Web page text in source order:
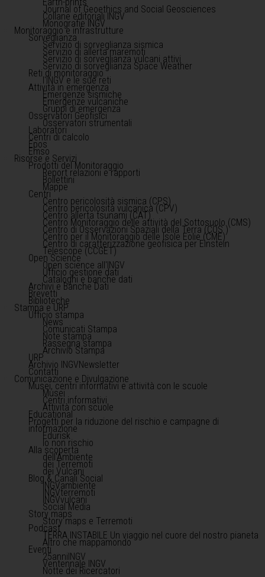
Journal of Geoethics and Social Geosciences
Collane editoriali INGV
Monografie INGV
Monitoraggio e infrastrutture
Sorveglianza
Servizio di sorveglianza sismica
Servizio di allerta maremoti
Servizio di sorveglianza vulcani attivi
Servizio di sorveglianza Space Weather
Reti di monitoraggio
l'INGV e le sue reti
Attività in emergenza
Emergenze sismiche
Emergenze vulcaniche
Gruppi di emergenza
Osservatori Geofisici
Osservatori strumentali
Laboratori
Centri di calcolo
Epos
Emso
Risorse e Servizi
Prodotti del Monitoraggio
Report relazioni e rapporti
Bollettini
Mappe
Centri
Centro pericolosità sismica (CPS)
Centro pericolosità vulcanica (CPV)
Centro allerta tsunami (CAT)
Centro Monitoraggio delle attività del Sottosuolo (CMS)
Centro di Osservazioni Spaziali della Terra (COS )
Centro per il Monitoraggio delle Isole Eolie (CME)
Centro di caratterizzazione geofisica per Einstein
Telescope (CCGET)
Open Science
Open science all'INGV
Ufficio gestione dati
Cataloghi e banche dati
Archivi e Banche Dati
Brevetti
Biblioteche
Stampa e URP
Ufficio stampa
News
Comunicati Stampa
Note stampa
Rassegna stampa
Archivio Stampa
URP
Archivio INGVNewsletter
Contatti
Comunicazione e Divulgazione
Musei, centri informativi e attività con le scuole
Musei
Centri informativi
Attività con scuole
Educational
Progetti per la riduzione del rischio e campagne di
informazione
Edurisk
Io non rischio
Alla scoperta
dell'Ambiente
dei Terremoti
dei Vulcani
Blog & Canali Social
INGVambiente
INGVterremoti
INGVvulcani
Social Media
Story maps
Story maps e Terremoti
Podcast
TERRA INSTABILE Un viaggio nel cuore del nostro pianeta
Altro che mappamondo
Eventi
25anniINGV
Ventennale INGV
Notte dei Ricercatori